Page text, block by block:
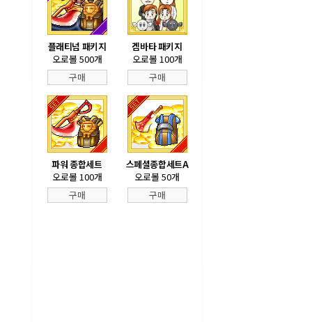
플래티넘 패키지
오로볼 500개
구매
겜바타 패키지
오로볼 100개
구매
파워 종합세트
오로볼 100개
구매
스페셜종합세트A
오로볼 50개
구매